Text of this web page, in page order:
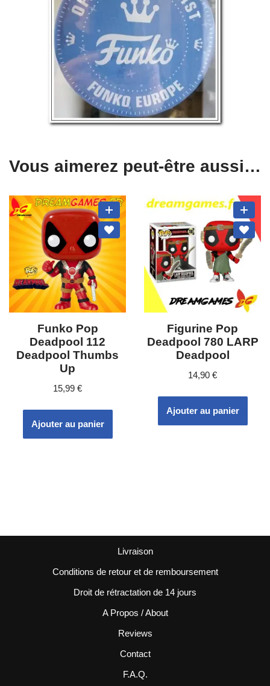
Vous aimerez peut-être aussi…
Funko Pop
Deadpool 112
Deadpool Thumbs
Up
15,99 €
Ajouter au panier
Figurine Pop
Deadpool 780 LARP
Deadpool
14,90 €
Ajouter au panier
Livraison
Conditions de retour et de remboursement
Droit de rétractation de 14 jours
A Propos / About
Reviews
Contact
F.A.Q.